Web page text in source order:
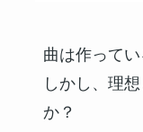
曲は作ってい
しかし、理
か？